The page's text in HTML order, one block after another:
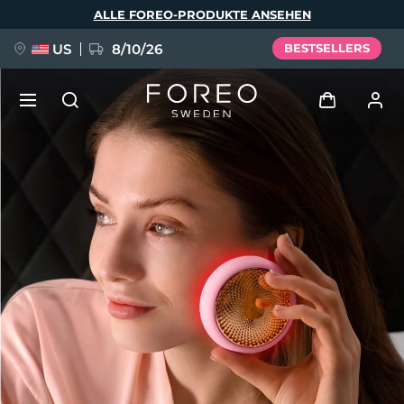
ALLE FOREO-PRODUKTE ANSEHEN
US 8/10/26 BESTSELLERS
Anmelden
Benutzerkonto
Meine Geräte
Meine Bestellungen
Meine Adressen
Meine Abonnements
FAQ™ Pure Beauty-Tech Elixir
BREAKING NEWS
issa™ Teeth Whitening Set
Sprache
Deutsch
Español
Français
Italiano
Português
Polski
Svenska
Русский
Türkçe
简体中文 繁體中文